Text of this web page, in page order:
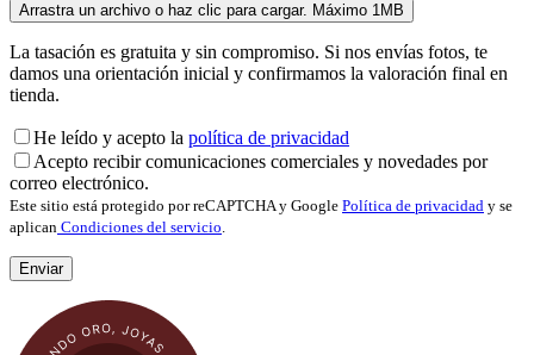
La tasación es gratuita y sin compromiso. Si nos envías fotos, te
damos una orientación inicial y confirmamos la valoración final en
tienda.
He leído y acepto la política de privacidad
Acepto recibir comunicaciones comerciales y novedades por
correo electrónico.
Este sitio está protegido por reCAPTCHA y Google Política de privacidad y se
aplican Condiciones del servicio